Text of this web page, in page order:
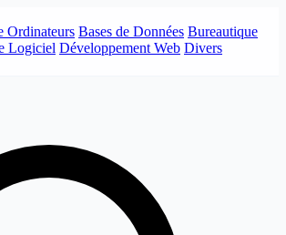
Ordinateurs Bases de Données Bureautique
Logiciel Développement Web Divers